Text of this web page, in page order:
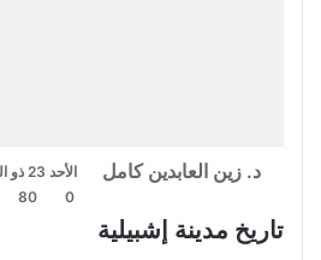
د. زين العابدين كامل
الأحد 23 ذو القعدة 1447هـ 10-5-2026م
0
80
تاريخ مدينة إشبيلية